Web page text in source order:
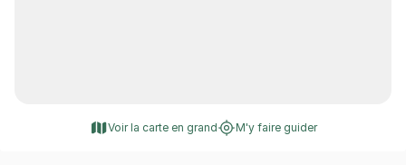
Voir la carte en grand M'y faire guider